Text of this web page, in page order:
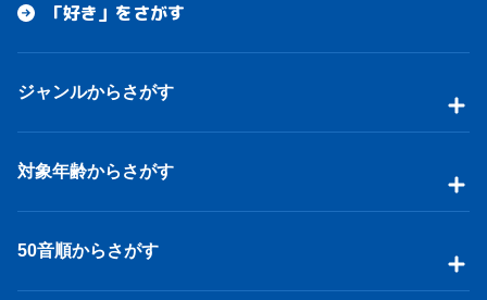
「好き」をさがす
ジャンルからさがす
対象年齢からさがす
50音順からさがす